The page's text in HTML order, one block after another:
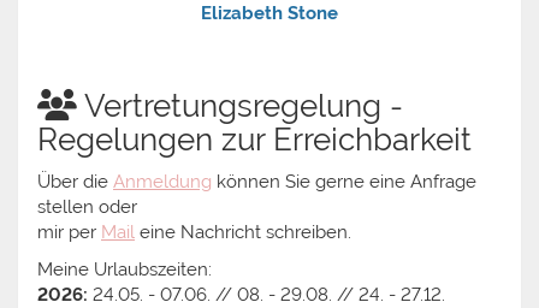
Elizabeth Stone
Vertretungsregelung -
Regelungen zur Erreichbarkeit
Über die Anmeldung können Sie gerne eine Anfrage
stellen oder
mir per Mail eine Nachricht schreiben.
Meine Urlaubszeiten:
2026: 24.05. - 07.06. // 08. - 29.08. // 24. - 27.12.